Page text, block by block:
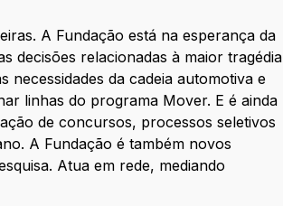
A Fundação está na esperança da
decisões relacionadas à maior tragédia
da cadeia automotiva e
linhas do programa Mover. E é ainda
de concursos, processos seletivos
A Fundação é também novos
Atua em rede, mediando